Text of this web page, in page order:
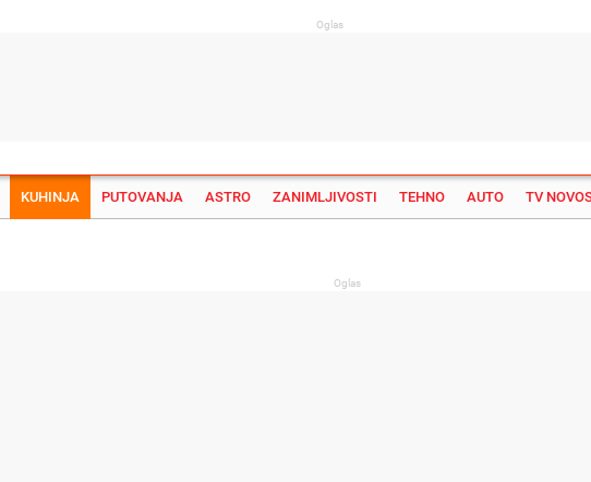
Oglas
KUHINJA PUTOVANJA ASTRO ZANIMLJIVOSTI TEHNO AUTO TV
Oglas